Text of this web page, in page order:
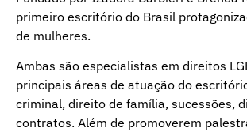
primeiro escritório do Brasil
de mulheres.
Ambas são especialistas em direitos
principais áreas de atuação do
criminal, direito de família, sucessões,
contratos. Além de promoverem